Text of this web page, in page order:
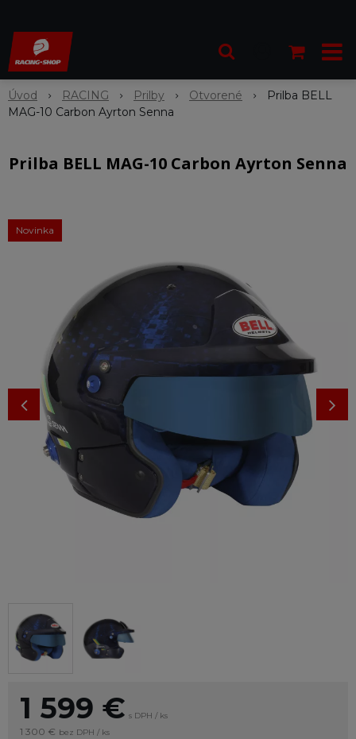
Úvod RACING Prilby Otvorené
Prilba BELL
MAG-10 Carbon Ayrton Senna
Prilba BELL MAG-10 Carbon Ayrton Senna
Novinka
1 599 € s DPH / ks
1 300 € bez DPH / ks